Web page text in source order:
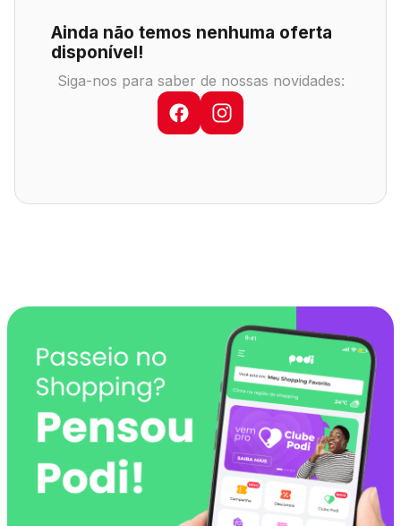
Comodidades Cinema
Ainda não temos nenhuma oferta
disponível!
Siga-nos para saber de nossas novidades: